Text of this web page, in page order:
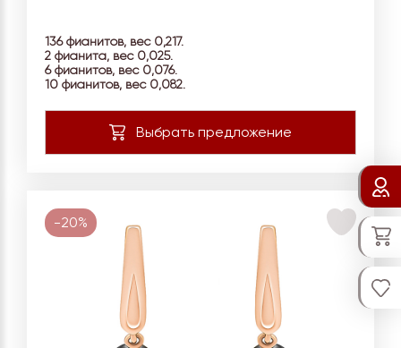
136 фианитов, вес 0,217.
2 фианита, вес 0,025.
6 фианитов, вес0,076.
10 фианитов, вес 0,082.
-20%